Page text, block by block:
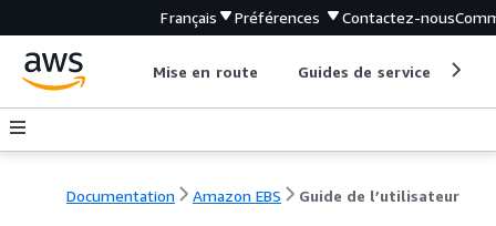
Français Préférences Contactez-nous
Mise en route Guides de service
Documentation Amazon EBS Guide de l’utilisateur